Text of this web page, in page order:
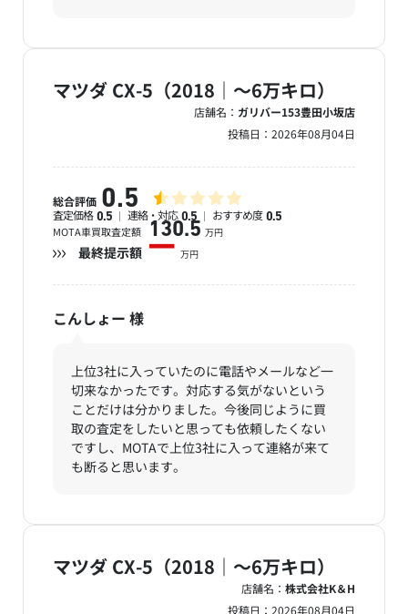
マツダ CX-5（2018｜～6万キロ）
店舗名： ガリバー153豊田小坂店
投稿日： 2026年08月04日
総合評価 0.5
査定価格 0.5 連絡・対応 0.5 おすすめ度 0.5
MOTA車買取査定額 130.5 万円
最終提示額 ー 万円
こんしょー 様
上位3社に入っていたのに電話やメールなど一
切来なかったです。対応する気がないという
ことだけは分かりました。今後同じように買
取の査定をしたいと思っても依頼したくない
ですし、MOTAで上位3社に入って連絡が来て
も断ると思います。
マツダ CX-5（2018｜～6万キロ）
店舗名： 株式会社K＆H
投稿日： 2026年08月04日